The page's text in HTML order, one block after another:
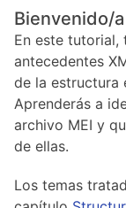
Interest
Technical
MEI Board
MEI By-
Past
MEC
Hosting
MOU
Code of
MEI Logo
Pedagogy
Tools
MEI 5
Archive
Bienvenido/a
En este tutorial,
antecedentes
de la estructura
Aprenderás a
archivo MEI y
de ellas.
Los temas